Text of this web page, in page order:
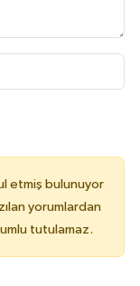
etmiş bulunuyor
yorumlardan
tutulamaz.